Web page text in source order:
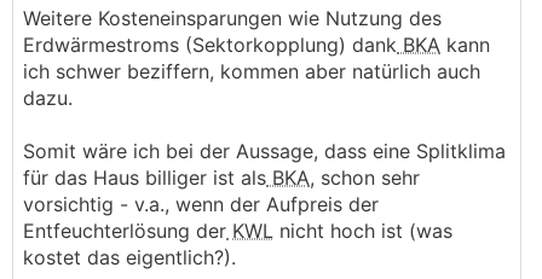
Weitere Kosteneinsparungen wie Nutzung des
Erdwärmestroms (Sektorkopplung) dank BKA kann
ich schwer beziffern, kommen aber natürlich auch
dazu.
Somit wäre ich bei der Aussage, dass eine Splitklima
für das Haus billiger ist als BKA, schon sehr
vorsichtig - v.a., wenn der Aufpreis der
Entfeuchterlösung der KWL nicht hoch ist (was
kostet das eigentlich?).